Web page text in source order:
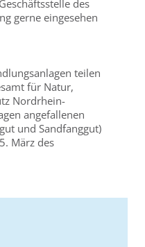
des
gerne eingesehen
teilen
für Natur,
Nordrhein-
angefallenen
und Sandfanggut)
März des